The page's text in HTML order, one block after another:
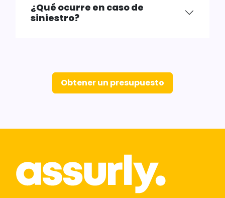
¿Qué ocurre en caso de
siniestro?
Obtener un presupuesto